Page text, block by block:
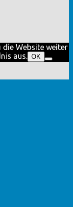
die Website weiter
aus. OK